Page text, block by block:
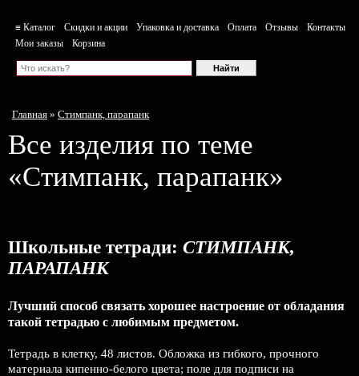
≡ Каталог Скидки и акции Упаковка и доставка Оплата Отзывы
Контакты
Мои заказы
Корзина
Главная » Стимпанк, парапанк
Все изделия по теме
«Стимпанк, парапанк»
Школьные тетради: СТИМПАНК,
ПАРАПАНК
Лучший способ связать хорошее настроение от обладания
такой тетрадью c любимым предметом.
Тетрадь в клетку, 48 листов. Обложка из гибкого, прочного
материала кипенно-белого цвета; поле для подписи на